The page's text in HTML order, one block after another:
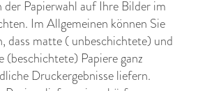
der Papierwahl auf Ihre Bilder im
Im Allgemeinen können Sie
dass matte ( unbeschichtete) und
(beschichtete) Papiere ganz
Druckergebnisse liefern.